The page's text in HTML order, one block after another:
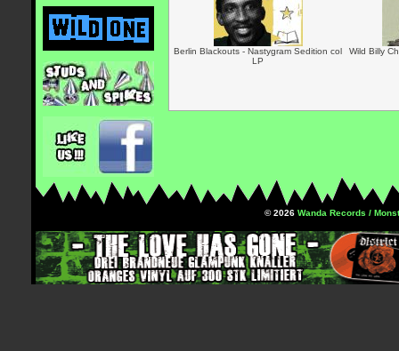
Berlin Blackouts - Nastygram Sedition col
LP
Wild Billy
© 2026 Wanda Records /